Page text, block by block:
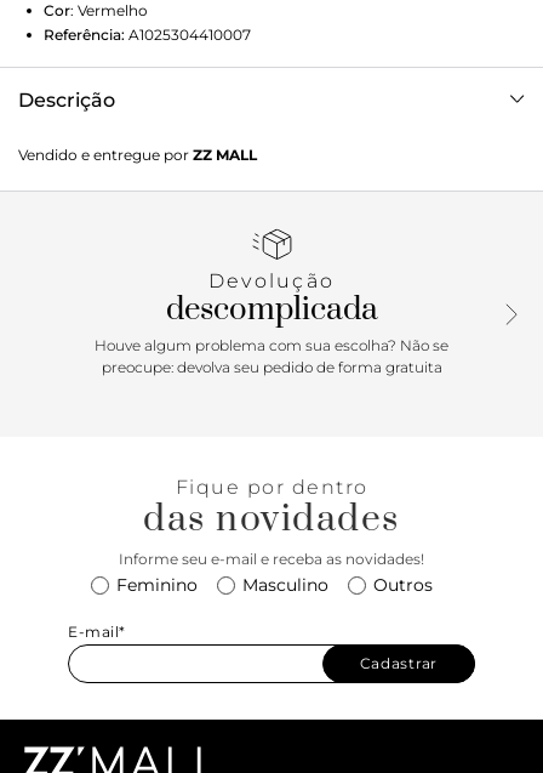
Cor: Vermelho
Referência: A1025304410007
Descrição
fino e bico fino. Fechado, traz recorte arredondado sobre o
peito do pé e formato ajustado nas laterais. Possui ainda
Vendido e entregue por ZZ MALL
Devolução
descomplicada
Houve algum problema com sua escolha? Não se
preocupe: devolva seu pedido de forma gratuita
Fique por dentro
das novidades
Informe seu e-mail e receba as novidades!
Feminino Masculino Outros
E-mail*
Cadastrar